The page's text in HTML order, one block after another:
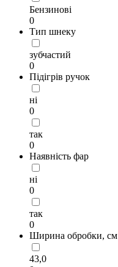
Бензинові
0
Тип шнеку
зубчастий
0
Підігрів ручок
ні
0
так
0
Наявність фар
ні
0
так
0
Ширина обробки, см
43,0